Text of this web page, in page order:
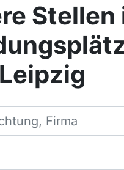
Stellen
Leipzig
Firma